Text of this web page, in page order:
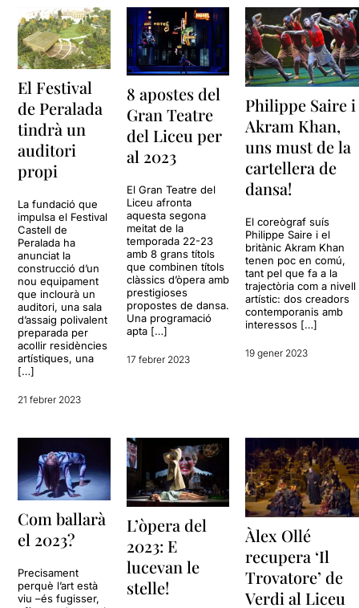
El Festival
de Peralada
tindrà un
auditori
propi
La fundació que
impulsa el Festival
Castell de
Peralada ha
anunciat la
construcció d’un
nou equipament
que inclourà un
auditori, una sala
d’assaig polivalent
preparada per
acollir residències
artístiques, una
[…]
21 febrer 2023
8 apostes del
Gran Teatre
del Liceu per
al 2023
El Gran Teatre del
Liceu afronta
aquesta segona
meitat de la
temporada 22-23
amb 8 grans títols
que combinen títols
clàssics d’òpera amb
prestigioses
propostes de dansa.
Una programació
apta […]
17 febrer 2023
Philippe Saire i
Akram Khan,
uns must de la
cartellera de
dansa!
El coreògraf suís
Philippe Saire i el
britànic Akram Khan
tenen poc en comú,
tant pel que fa a la
trajectòria com a nivell
artístic: dos creadors
contemporanis amb
interessos […]
19 gener 2023
Com ballarà
el 2023?
Precisament
perquè l’art està
viu –és fugisser,
L’òpera del
2023: E
lucevan le
stelle!
Àlex Ollé
recupera ‘Il
Trovatore’ de
Verdi al Liceu